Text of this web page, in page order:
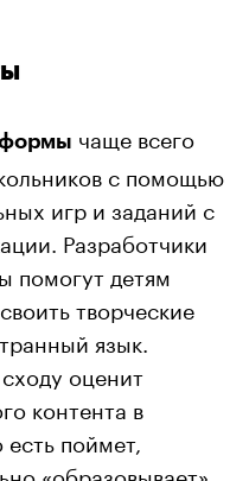
чаще всего
с помощью
игр и заданий с
Разработчики
помогут детям
творческие
язык.
оценит
контента в
поймет,
«образовывает».